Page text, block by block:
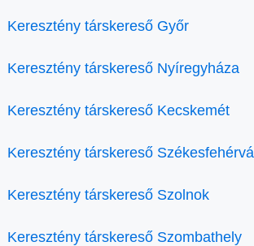
Keresztény társkereső Győr
Keresztény társkereső Nyíregyháza
Keresztény társkereső Kecskemét
Keresztény társkereső
Keresztény társkereső Szolnok
Keresztény társkereső Szombathely